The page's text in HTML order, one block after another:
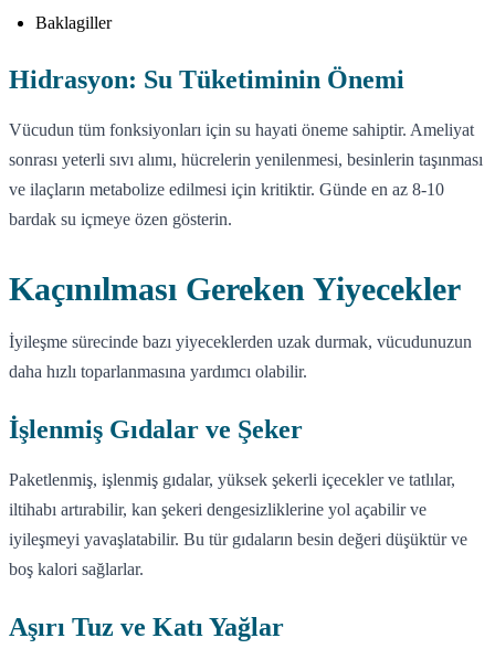
Baklagiller
Hidrasyon: Su Tüketiminin Önemi
Vücudun tüm fonksiyonları için su hayati öneme sahiptir. Ameliyat
sonrası yeterli sıvı alımı, hücrelerin yenilenmesi, besinlerin taşınması
ve ilaçların metabolize edilmesi için kritiktir. Günde en az 8-10
bardak su içmeye özen gösterin.
Kaçınılması Gereken Yiyecekler
İyileşme sürecinde bazı yiyeceklerden uzak durmak, vücudunuzun
daha hızlı toparlanmasına yardımcı olabilir.
İşlenmiş Gıdalar ve Şeker
Paketlenmiş, işlenmiş gıdalar, yüksek şekerli içecekler ve tatlılar,
iltihabı artırabilir, kan şekeri dengesizliklerine yol açabilir ve
iyileşmeyi yavaşlatabilir. Bu tür gıdaların besin değeri düşüktür ve
boş kalori sağlarlar.
Aşırı Tuz ve Katı Yağlar